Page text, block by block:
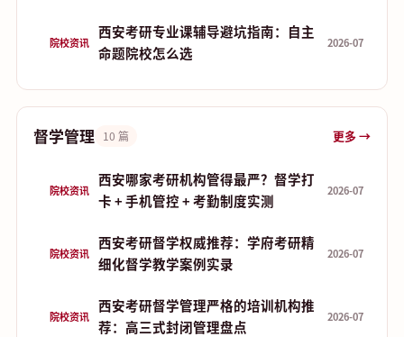
院校资讯
西安考研专业课辅导避坑指南：自主
命题院校怎么选
2026-07
督学管理 10 篇 更多 →
院校资讯
西安哪家考研机构管得最严？督学打
卡 + 手机管控 + 考勤制度实测
2026-07
院校资讯
西安考研督学权威推荐：学府考研精
细化督学教学案例实录
2026-07
院校资讯
西安考研督学管理严格的培训机构推
荐：高三式封闭管理盘点
2026-07